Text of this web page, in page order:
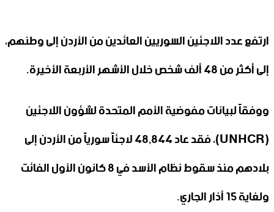
ارتفع عدد اللاجئين السوريين العائدين من الأردن إلى وطنهم،
إلى أكثر من 48 ألف شخص خلال الأشهر الأربعة الأخيرة.
ووفقاً لبيانات مفوضية الأمم المتحدة لشؤون اللاجئين
(UNHCR)، فقد عاد 48,844 لاجئاً سورياً من الأردن إلى
بلادهم منذ سقوط نظام الأسد في 8 كانون الأول الفائت
ولغاية 15 آذار الجاري.